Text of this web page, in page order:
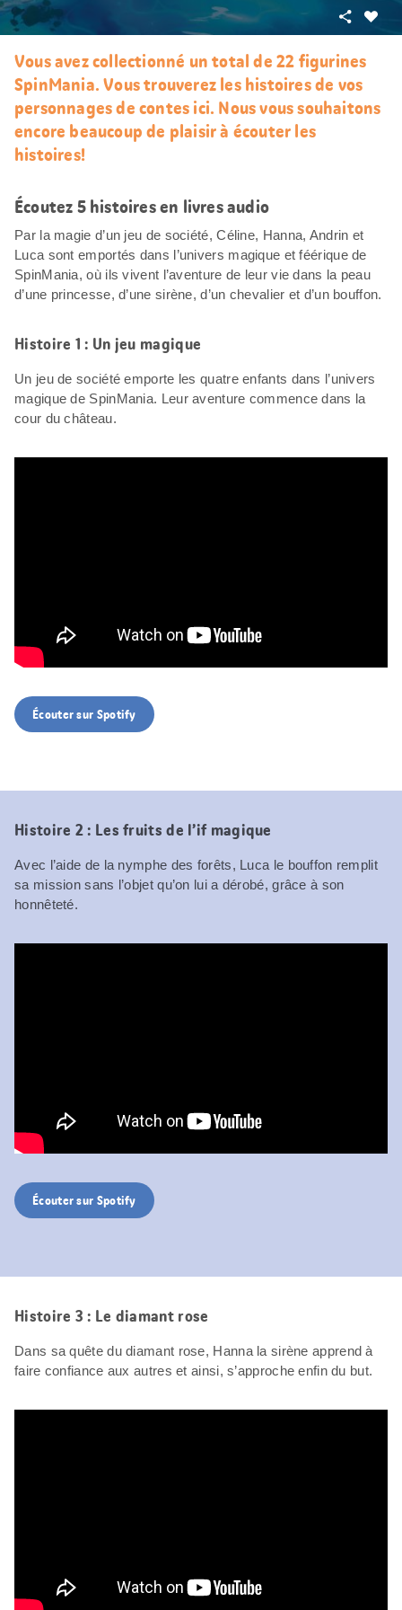
Partager
Vous avez collectionné un total de 22 figurines
SpinMania. Vous trouverez les histoires de vos
personnages de contes ici. Nous vous souhaitons
encore beaucoup de plaisir à écouter les
histoires!
Écoutez 5 histoires en livres audio
Par la magie d’un jeu de société, Céline, Hanna, Andrin et
Luca sont emportés dans l’univers magique et féérique de
SpinMania, où ils vivent l’aventure de leur vie dans la peau
d’une princesse, d’une sirène, d’un chevalier et d’un bouffon.
Histoire 1 : Un jeu magique
Un jeu de société emporte les quatre enfants dans l’univers
magique de SpinMania. Leur aventure commence dans la
cour du château.
Écouter sur Spotify
Histoire 2 : Les fruits de l’if magique
Avec l’aide de la nymphe des forêts, Luca le bouffon remplit
sa mission sans l’objet qu’on lui a dérobé, grâce à son
honnêteté.
Écouter sur Spotify
Histoire 3 : Le diamant rose
Dans sa quête du diamant rose, Hanna la sirène apprend à
faire confiance aux autres et ainsi, s’approche enfin du but.